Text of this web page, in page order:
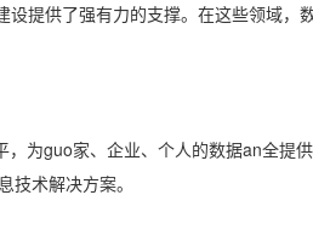
提供了强有力的支撑。在这些领域，
为guo家、企业、个人的数据an全提
术解决方案。